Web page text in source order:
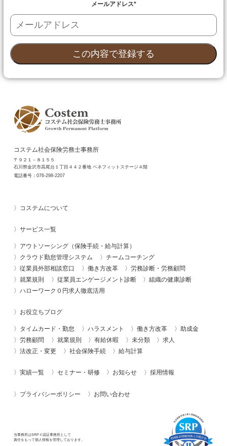
メールアドレス*
コステム社会保険労務士事務所
〒９２１－８１５５
石川県金沢市高尾台１丁目４４２番地 ベネフィットステージ４階
電話番号： 076-298-2207
コステムについて
サービス一覧
アウトソーシング（保険手続・給与計算）
クラウド勤怠管理システム
チームコーチング
従業員外部相談窓口
働き方改革
労務診断・労務顧問
就業規則
従業員エンゲージメント診断
組織の健康診断
ハローワーク０円求人徹底活用
お役立ちブログ
タイムカード・勤怠 ハラスメント 働き方改革
助成金
労務顧問
就業規則 有給休暇 未分類
求人
法改正・変更
社会保険手続 給与計算
実績一覧 セミナー・研修 お知らせ 採用情報
プライバシーポリシー お問い合わせ
当事務所はSRPⅡ認証事務所として
責任をもって個人情報を管理しております。